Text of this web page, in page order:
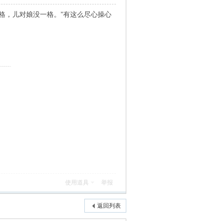
，儿对娘没一格。”有这么尽心操心
使用道具 举报
返回列表